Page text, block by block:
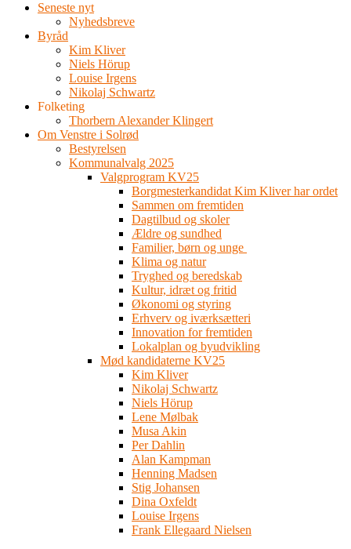
Seneste nyt
Nyhedsbreve
Byråd
Kim Kliver
Niels Hörup
Louise Irgens
Nikolaj Schwartz
Folketing
Thorbern Alexander Klingert
Om Venstre i Solrød
Bestyrelsen
Kommunalvalg 2025
Valgprogram KV25
Borgmesterkandidat Kim Kliver har ordet
Sammen om fremtiden
Dagtilbud og skoler
Ældre og sundhed
Familier, børn og unge
Klima og natur
Tryghed og beredskab
Kultur, idræt og fritid
Økonomi og styring
Erhverv og iværksætteri
Innovation for fremtiden
Lokalplan og byudvikling
Mød kandidaterne KV25
Kim Kliver
Nikolaj Schwartz
Niels Hörup
Lene Mølbak
Musa Akin
Per Dahlin
Alan Kampman
Henning Madsen
Stig Johansen
Dina Oxfeldt
Louise Irgens
Frank Ellegaard Nielsen